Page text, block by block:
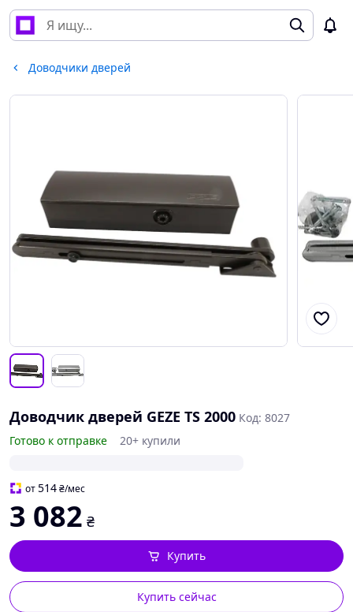
Доводчики дверей
Доводчик дверей GEZE TS 2000 Код: 8027
Готово к отправке
20+ купили
от514₴/мес
3 082 ₴
Купить сейчас
Купить